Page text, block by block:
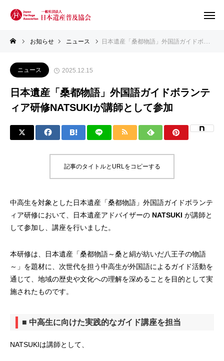
お知らせ ニュース 日本遺産「桑都物語」外国語ガイドボランティア研修NATSUKIが講師として参加
ニュース 2025.12.15
日本遺産「桑都物語」外国語ガイドボランテ
ィア研修NATSUKIが講師として参加
記事のタイトルとURLをコピーする
中高生を対象とした日本遺産「桑都物語」外国語ガイドボランテ
ィア研修において、日本遺産アドバイザーの NATSUKI が講師と
して参加し、講座を行いました。
本研修は、日本遺産「桑都物語～桑と絹が紡いだ八王子の物語
～」を題材に、次世代を担う中高生が外国語によるガイド活動を
通じて、地域の歴史や文化への理解を深めることを目的として実
施されたものです。
■ 中高生に向けた実践的なガイド講座を担当
NATSUKIは講師として、